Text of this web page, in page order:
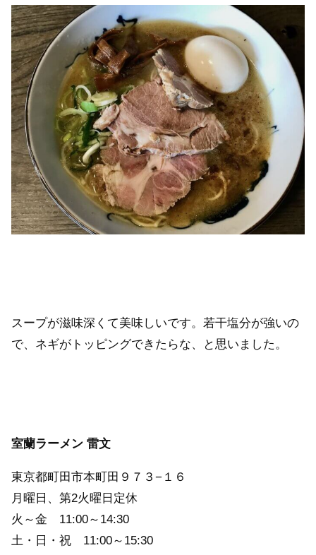
スープが滋味深くて美味しいです。若干塩分が強いの
で、ネギがトッピングできたらな、と思いました。
室蘭ラーメン 雷文
東京都町田市本町田９７３−１６
月曜日、第2火曜日定休
火～金 11:00～14:30
土・日・祝 11:00～15:30